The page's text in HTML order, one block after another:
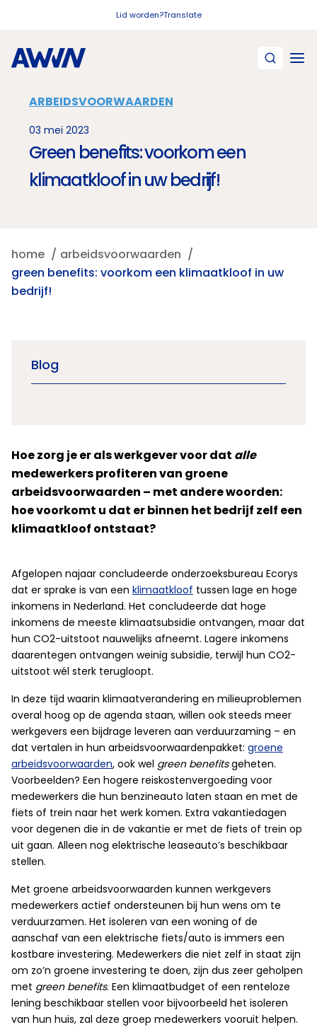
Lid worden?Translate
ARBEIDSVOORWAARDEN
03 mei 2023
Green benefits: voorkom een
klimaatkloof in uw bedrijf!
home
arbeidsvoorwaarden
green benefits: voorkom een klimaatkloof in uw
bedrijf!
Blog
Hoe zorg je er als werkgever voor dat alle
medewerkers profiteren van groene
arbeidsvoorwaarden – met andere woorden:
hoe voorkomt u dat er binnen het bedrijf zelf een
klimaatkloof ontstaat?
Afgelopen najaar concludeerde onderzoeksbureau Ecorys
dat er sprake is van een klimaatkloof tussen lage en hoge
inkomens in Nederland. Het concludeerde dat hoge
inkomens de meeste klimaatsubsidie ontvangen, maar dat
hun CO2-uitstoot nauwelijks afneemt. Lagere inkomens
daarentegen ontvangen weinig subsidie, terwijl hun CO2-
uitstoot wél sterk terugloopt.
In deze tijd waarin klimaatverandering en milieuproblemen
overal hoog op de agenda staan, willen ook steeds meer
werkgevers een bijdrage leveren aan verduurzaming – en
dat vertalen in hun arbeidsvoorwaardenpakket: groene
arbeidsvoorwaarden, ook wel green benefitsgeheten.
Voorbeelden? Een hogere reiskostenvergoeding voor
medewerkers die hun benzineauto laten staan en met de
fiets of trein naar het werk komen. Extra vakantiedagen
voor degenen die in de vakantie er met de fiets of trein op
uit gaan. Alleen nog elektrische leaseauto’s beschikbaar
stellen.
Met groene arbeidsvoorwaarden kunnen werkgevers
medewerkers actief ondersteunen bij hun wens om te
verduurzamen. Het isoleren van een woning of de
aanschaf van een elektrische fiets/auto is immers een
kostbare investering. Medewerkers die niet zelf in staat zijn
om zo’n groene investering te doen, zijn dus zeer geholpen
met green benefits. Een klimaatbudget of een renteloze
lening beschikbaar stellen voor bijvoorbeeld het isoleren
van hun huis, zal deze groep medewerkers vooruit helpen.